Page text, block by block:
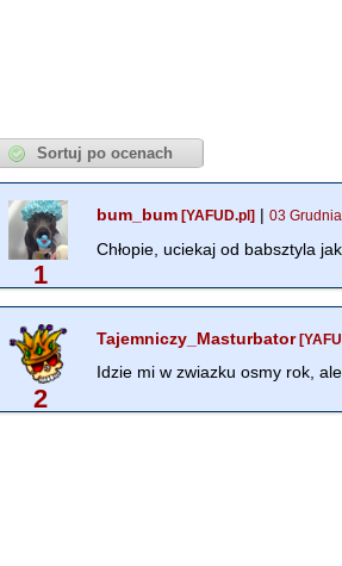
1
bum_bum [YAFUD.pl] |03
Chłopie, uciekaj od babsztyla
2
Tajemniczy_Masturbator
Idzie mi w zwiazku osmy rok,